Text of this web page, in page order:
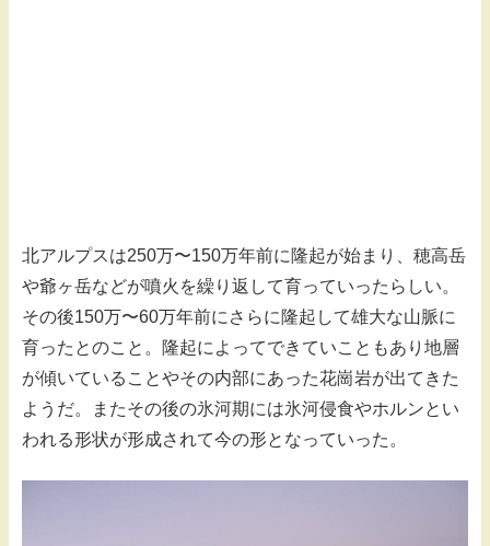
北アルプスは250万〜150万年前に隆起が始まり、穂高岳
や爺ヶ岳などが噴火を繰り返して育っていったらしい。
その後150万〜60万年前にさらに隆起して雄大な山脈に
育ったとのこと。隆起によってできていこともあり地層
が傾いていることやその内部にあった花崗岩が出てきた
ようだ。またその後の氷河期には氷河侵食やホルンとい
われる形状が形成されて今の形となっていった。